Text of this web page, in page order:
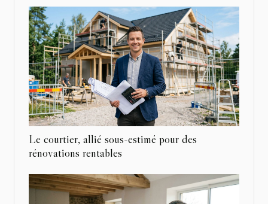
Le courtier, allié sous-estimé pour des
rénovations rentables